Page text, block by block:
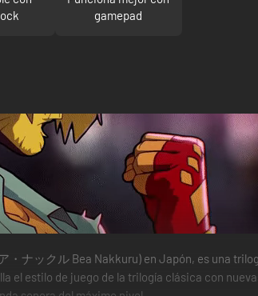
gamepad
ナックル Bea Nakkuru) en Japón, es una
el estilo de juego de la trilogía clásica con